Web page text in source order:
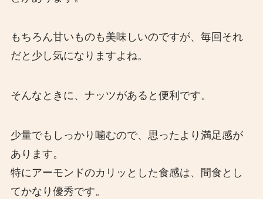
もちろん甘いものも美味しいのですが、毎回それ
だと少し気になりますよね。
そんなときに、ナッツがあると便利です。
少量でもしっかり噛むので、思ったより満足感が
あります。
特にアーモンドのカリッとした食感は、間食とし
てかなり優秀です。